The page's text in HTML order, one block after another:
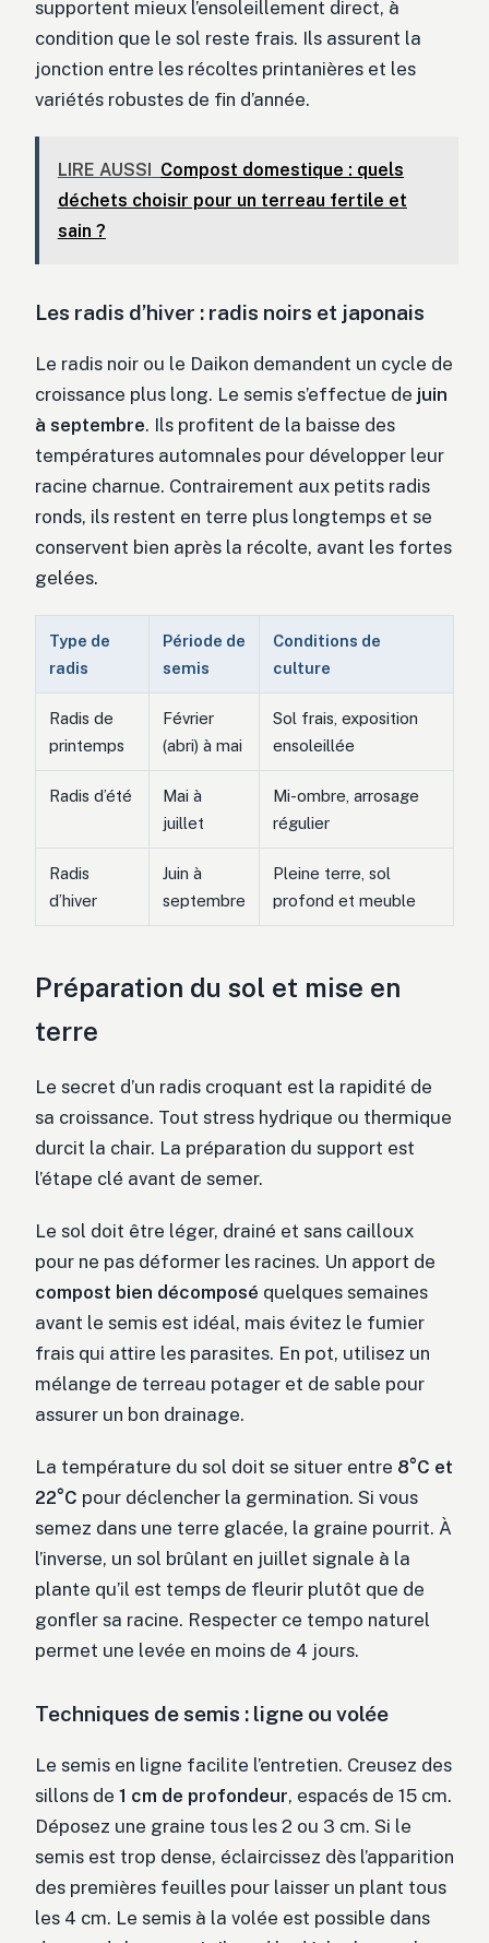
supportent mieux l’ensoleillement direct, à
condition que le sol reste frais. Ils assurent la
jonction entre les récoltes printanières et les
variétés robustes de fin d’année.
LIRE AUSSI
Compost domestique : quels
déchets choisir pour un terreau fertile et
sain ?
Les radis d’hiver : radis noirs et japonais
Le radis noir ou le Daikon demandent un cycle de
croissance plus long. Le semis s’effectue de juin
à septembre. Ils profitent de la baisse des
températures automnales pour développer leur
racine charnue. Contrairement aux petits radis
ronds, ils restent en terre plus longtemps et se
conservent bien après la récolte, avant les fortes
gelées.
Type de
radis
Période de
semis
Conditions de
culture
Radis de
printemps
Février
(abri) à mai
Sol frais, exposition
ensoleillée
Radis d’été
Mai à
juillet
Mi-ombre, arrosage
régulier
Radis
d’hiver
Juin à
septembre
Pleine terre, sol
profond et meuble
Préparation du sol et mise en
terre
Le secret d’un radis croquant est la rapidité de
sa croissance. Tout stress hydrique ou thermique
durcit la chair. La préparation du support est
l’étape clé avant de semer.
Le sol doit être léger, drainé et sans cailloux
pour ne pas déformer les racines. Un apport de
compost bien décomposé quelques semaines
avant le semis est idéal, mais évitez le fumier
frais qui attire les parasites. En pot, utilisez un
mélange de terreau potager et de sable pour
assurer un bon drainage.
La température du sol doit se situer entre 8°C et
22°C pour déclencher la germination. Si vous
semez dans une terre glacée, la graine pourrit. À
l’inverse, un sol brûlant en juillet signale à la
plante qu’il est temps de fleurir plutôt que de
gonfler sa racine. Respecter ce tempo naturel
permet une levée en moins de 4 jours.
Techniques de semis : ligne ou volée
Le semis en ligne facilite l’entretien. Creusez des
sillons de 1 cm de profondeur, espacés de 15 cm.
Déposez une graine tous les 2 ou 3 cm. Si le
semis est trop dense, éclaircissez dès l’apparition
des premières feuilles pour laisser un plant tous
les 4 cm. Le semis à la volée est possible dans